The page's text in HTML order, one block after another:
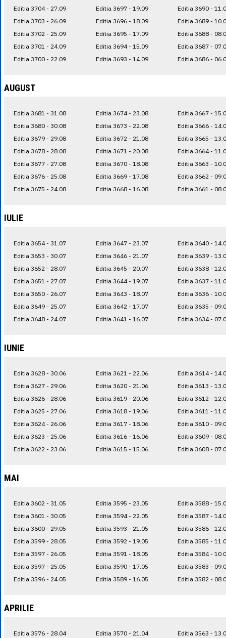
Editia 3704 - 27.09
Editia 3703 - 26.09
Editia 3702 - 25.09
Editia 3701 - 24.09
Editia 3700 - 22.09
Editia 3697 - 19.09
Editia 3696 - 18.09
Editia 3695 - 17.09
Editia 3694 - 15.09
Editia 3693 - 14.09
Editia 3690 -
Editia 3689 -
Editia 3688 -
Editia 3687 -
Editia 3686 -
AUGUST
Editia 3681 - 31.08
Editia 3680 - 30.08
Editia 3679 - 29.08
Editia 3678 - 28.08
Editia 3677 - 27.08
Editia 3676 - 25.08
Editia 3675 - 24.08
Editia 3674 - 23.08
Editia 3673 - 22.08
Editia 3672 - 21.08
Editia 3671 - 20.08
Editia 3670 - 18.08
Editia 3669 - 17.08
Editia 3668 - 16.08
Editia 3667 -
Editia 3666 -
Editia 3665 -
Editia 3664 -
Editia 3663 -
Editia 3662 -
Editia 3661 -
IULIE
Editia 3654 - 31.07
Editia 3653 - 30.07
Editia 3652 - 28.07
Editia 3651 - 27.07
Editia 3650 - 26.07
Editia 3649 - 25.07
Editia 3648 - 24.07
Editia 3647 - 23.07
Editia 3646 - 21.07
Editia 3645 - 20.07
Editia 3644 - 19.07
Editia 3643 - 18.07
Editia 3642 - 17.07
Editia 3641 - 16.07
Editia 3640 -
Editia 3639 -
Editia 3638 -
Editia 3637 -
Editia 3636 -
Editia 3635 -
Editia 3634 -
IUNIE
Editia 3628 - 30.06
Editia 3627 - 29.06
Editia 3626 - 28.06
Editia 3625 - 27.06
Editia 3624 - 26.06
Editia 3623 - 25.06
Editia 3622 - 23.06
Editia 3621 - 22.06
Editia 3620 - 21.06
Editia 3619 - 20.06
Editia 3618 - 19.06
Editia 3617 - 18.06
Editia 3616 - 16.06
Editia 3615 - 15.06
Editia 3614 -
Editia 3613 -
Editia 3612 -
Editia 3611 -
Editia 3610 -
Editia 3609 -
Editia 3608 -
MAI
Editia 3602 - 31.05
Editia 3601 - 30.05
Editia 3600 - 29.05
Editia 3599 - 28.05
Editia 3597 - 26.05
Editia 3597 - 25.05
Editia 3596 - 24.05
Editia 3595 - 23.05
Editia 3594 - 22.05
Editia 3593 - 21.05
Editia 3592 - 19.05
Editia 3591 - 18.05
Editia 3590 - 17.05
Editia 3589 - 16.05
Editia 3588 -
Editia 3587 -
Editia 3586 -
Editia 3585 -
Editia 3584 -
Editia 3583 -
Editia 3582 -
APRILIE
Editia 3576 - 28.04 Editia 3570 - 21.04 Editia 3563 -